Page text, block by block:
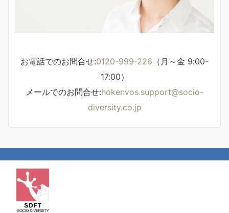
お電話でのお問合せ:0120-999-226 （月～金 9:00-
17:00）
メールでのお問合せ:hokenvos.support@socio-
diversity.co.jp